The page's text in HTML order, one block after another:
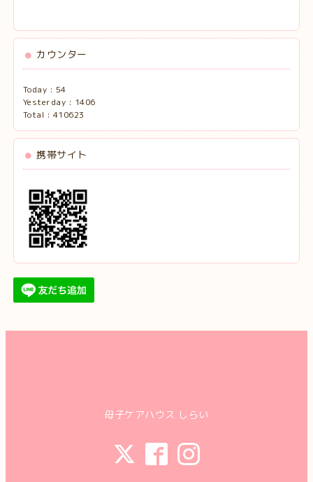
カウンター
Today : 54
Yesterday : 1406
Total : 410623
携帯サイト
母子ケアハウス しらい